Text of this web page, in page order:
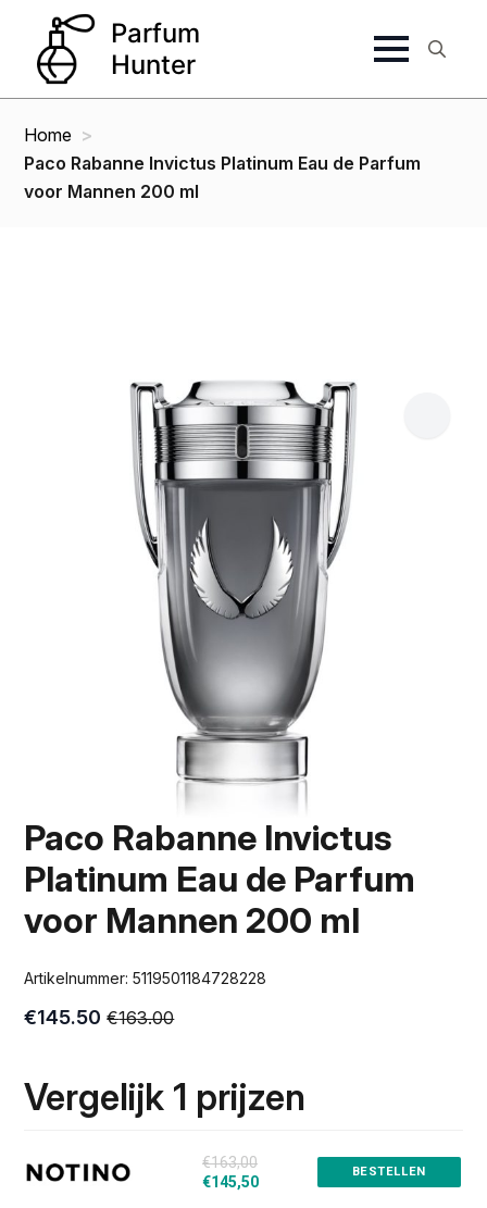
Home
Paco Rabanne Invictus Platinum Eau de Parfum
voor Mannen 200 ml
Paco Rabanne Invictus
Platinum Eau de Parfum
voor Mannen 200 ml
Artikelnummer:5119501184728228
€163.00
Oorspronkelijke
€163.00.
€145.50
Huidige
€145.50.
Vergelijk 1 prijzen
€163,00
€145,50
BESTELLEN